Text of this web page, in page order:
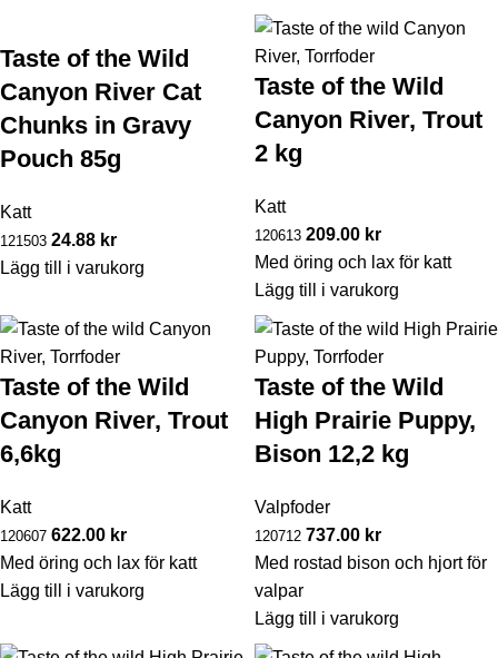
Taste of the Wild
Canyon River Cat
Chunks in Gravy
Pouch 85g
Katt
121503 24.88 kr
Lägg till i varukorg
Taste of the Wild
Canyon River, Trout
2 kg
Katt
120613 209.00 kr
Med öring och lax för katt
Lägg till i varukorg
Taste of the Wild
Canyon River, Trout
6,6kg
Katt
120607 622.00 kr
Med öring och lax för katt
Lägg till i varukorg
Taste of the Wild
High Prairie Puppy,
Bison 12,2 kg
Valpfoder
120712 737.00 kr
Med rostad bison och hjort för
valpar
Lägg till i varukorg